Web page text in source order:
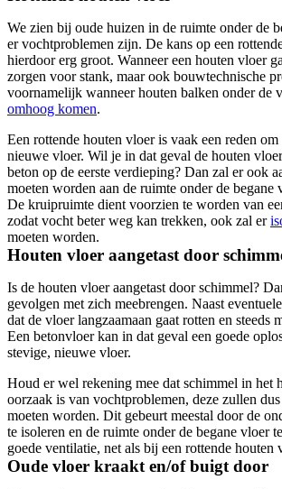
We zien bij oude huizen in de ruimte onder de
er vochtproblemen zijn. De kans op een
hierdoor erg groot. Wanneer een houten vloer
zorgen voor stank, maar ook bouwtechnische
voornamelijk wanneer houten balken onder de
omhoog komen.
Een rottende houten vloer is vaak een reden
nieuwe vloer. Wil je in dat geval de houten
beton op de eerste verdieping? Dan zal er ook
moeten worden aan de ruimte onder de
De kruipruimte dient voorzien te worden van
zodat vocht beter weg kan trekken, ook zal er
moeten worden.
Houten vloer aangetast door
Is de houten vloer aangetast door schimmel?
gevolgen met zich meebrengen. Naast
dat de vloer langzaamaan gaat rotten en steeds
Een betonvloer kan in dat geval een goede
stevige, nieuwe vloer.
Houd er wel rekening mee dat schimmel in het
oorzaak is van vochtproblemen, deze zullen
moeten worden. Dit gebeurt meestal door de
te isoleren en de ruimte onder de begane vloer
goede ventilatie, net als bij een rottende houten
Oude vloer kraakt en/of buigt door